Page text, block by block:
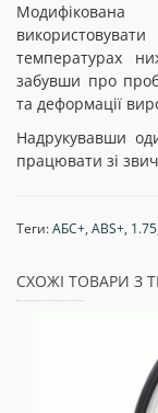
температурах
забувши про
та деформації
Надрукувавши
працювати зі
Теги:АБС+, ABS+, 1.75
СХОЖІ ТОВАРИ З